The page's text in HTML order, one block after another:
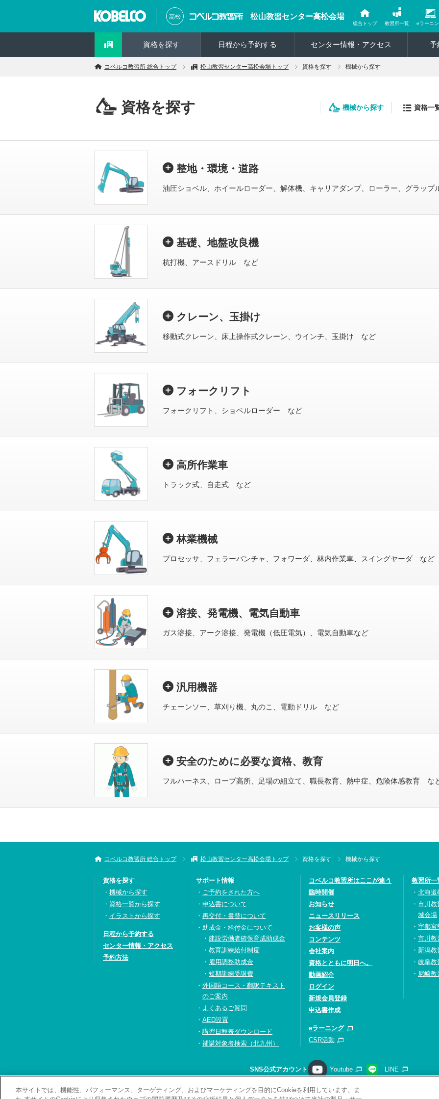
高松 松山教習センター高松会場
総合トップ 教習所一覧 eラーニ
資格を探す 日程から予約する センター情報・アクセス 予
コベルコ教習所 総合トップ 松山教習センター高松会場トップ 資格を探す 機械から探す
資格を探す 機械から探す 資格一
整地・環境・道路
油圧ショベル、ホイールローダー、解体機、キャリアダンプ、ローラー、グラッ
基礎、地盤改良機
杭打機、アースドリル など
クレーン、玉掛け
移動式クレーン、床上操作式クレーン、ウインチ、玉掛け など
フォークリフト
フォークリフト、ショベルローダー など
高所作業車
トラック式、自走式 など
林業機械
プロセッサ、フェラーバンチャ、フォワーダ、林内作業車、スイングヤーダ など
溶接、発電機、電気自動車
ガス溶接、アーク溶接、発電機（低圧電気）、電気自動車など
汎用機器
チェーンソー、草刈り機、丸のこ、電動ドリル など
安全のために必要な資格、教育
フルハーネス、ロープ高所、足場の組立て、職長教育、熱中症、危険体感教育 な
コベルコ教習所 総合トップ 松山教習センター高松会場トップ 資格を探す 機械から探す
資格を探す
機械から探す
資格一覧から探す
イラストから探す
日程から予約する
センター情報・アクセス
予約方法
サポート情報
ご予約をされた方へ
申込書について
再交付・書替について
助成金・給付金について
建設労働者確保育成助成金
教育訓練給付制度
雇用調整助成金
短期訓練受講費
外国語コース・翻訳テキスト
のご案内
よくあるご質問
AED設置
講習日程表ダウンロード
補講対象者検索（北九州）
コベルコ教習所はここが違う
臨時開催
お知らせ
ニュースリリース
お客様の声
コンテンツ
会社案内
資格とともに明日へ。
動画紹介
ログイン
新規会員登録
申込書作成
eラーニング
CSR活動
教習所一
北海道
市川教
城会場
宇都宮
市川教
新潟教
岐阜教
尼崎教
SNS公式アカウント Youtube LINE
お問い合わせ・資料請求 プライバシーポリシー ソーシャルメディアポリシー
本サイトでは、機能性、パフォーマンス、ターゲティング、およびマーケティングを目的にCookieを利用しています。ま